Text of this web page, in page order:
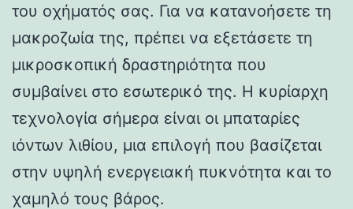
του οχήματός σας. Για να κατανοήσετε τη
μακροζωία της, πρέπει να εξετάσετε τη
μικροσκοπική δραστηριότητα που
συμβαίνει στο εσωτερικό της. Η κυρίαρχη
τεχνολογία σήμερα είναι οι μπαταρίες
ιόντων λιθίου, μια επιλογή που βασίζεται
στην υψηλή ενεργειακή πυκνότητα και το
χαμηλό τους βάρος.